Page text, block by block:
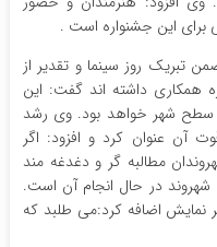
برای این جشنواره است .
تبریک روز سینما و تقدیر از
همکاری داشته اند گفت: این
سطح شهر خواهد بود. وی رشد
آن عنوان کرد و افزود: اگر
مطالبه گر و دغدغه مند
شهروند در حال انجام آن است.
نمایش اضافه کرد:می طلبد که